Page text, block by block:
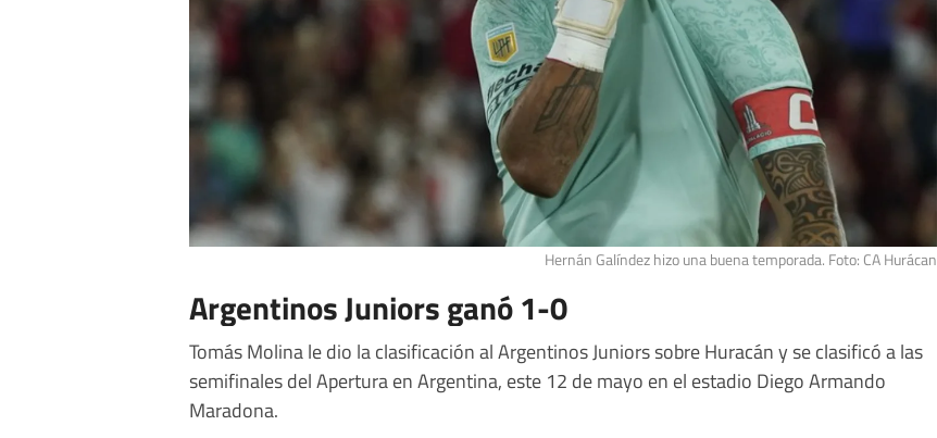
Hernán Galíndez hizo una buena temporada. Foto: CA Hurácan
Argentinos Juniors ganó 1-0
Tomás Molina le dio la clasificación al Argentinos Juniors sobre Huracán y se clasificó a las
semifinales del Apertura en Argentina, este 12 de mayo en el estadio Diego Armando
Maradona.